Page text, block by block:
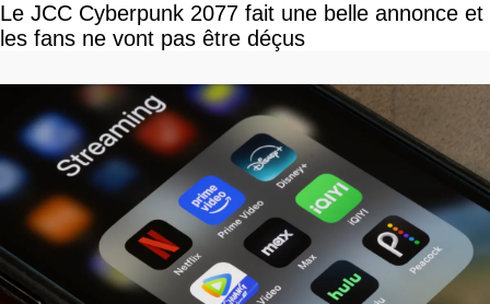
Le JCC Cyberpunk 2077 fait une belle annonce et
les fans ne vont pas être déçus